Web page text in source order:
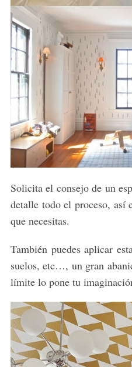
Solicita el consejo de un
detalle todo el proceso, así
que necesitas.
También puedes aplicar
suelos, etc…, un gran
límite lo pone tu